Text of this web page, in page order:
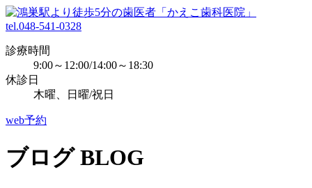
tel.048-541-0328
診療時間
9:00～12:00/14:00～18:30
休診日
木曜、日曜/祝日
web予約
ブログ BLOG